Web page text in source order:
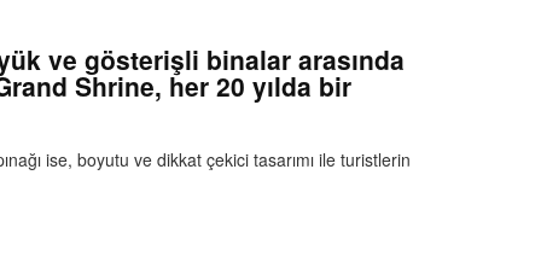
ve gösterişli binalar arasında
Shrine, her 20 yılda bir
ise, boyutu ve dikkat çekici tasarımı ile turistlerin